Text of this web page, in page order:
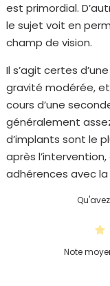
est primordial.
le sujet voit en
champ de vision.
Il s’agit certes
gravité modérée,
cours d’une
généralement
d’implants sont le
après
adhérences avec
Note